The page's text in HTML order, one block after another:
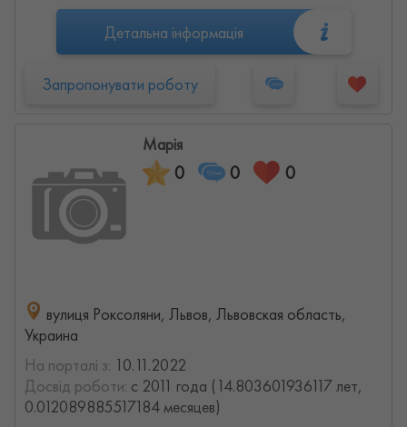
Детальна інформація
Запропонувати роботу
Марія
0 0 0
вулиця Роксоляни, Львов, Львовская область,
Украина
На порталі з: 10.11.2022
Досвід роботи: с 2011 года (14.803601936117 лет,
0.012089885517184 месяцев)